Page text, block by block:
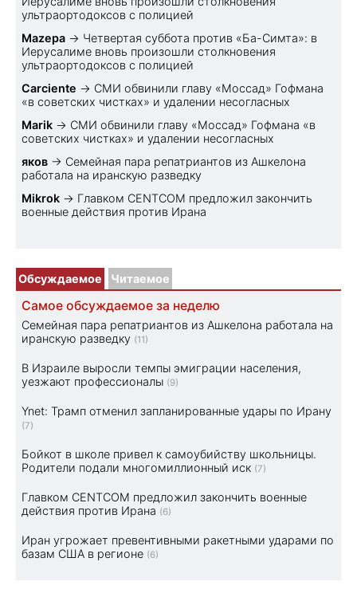
ультраортодоксов с полицией
Mazepa → Четвертая суббота против «Ба-Симта»: в
Иерусалиме вновь произошли столкновения
ультраортодоксов с полицией
Carciente → СМИ обвинили главу «Моссад» Гофмана
«в советских чистках» и удалении несогласных
Marik → СМИ обвинили главу «Моссад» Гофмана «в
советских чистках» и удалении несогласных
яков → Семейная пара репатриантов из Ашкелона
работала на иранскую разведку
Mikrok → Главком CENTCOM предложил закончить
военные действия против Ирана
Обсуждаемое Читаемое
Самое обсуждаемое за неделю
Семейная пара репатриантов из Ашкелона работала на
иранскую разведку (11)
В Израиле выросли темпы эмиграции населения,
уезжают профессионалы (9)
Ynet: Трамп отменил запланированные удары по Ирану
(7)
Бойкот в школе привел к самоубийству школьницы.
Родители подали многомиллионный иск (7)
Главком CENTCOM предложил закончить военные
действия против Ирана (6)
Иран угрожает превентивными ракетными ударами по
базам США в регионе (6)